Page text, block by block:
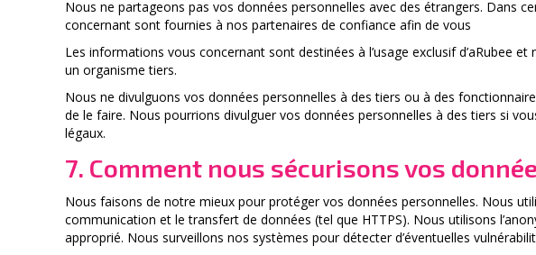
Nous ne partageons pas vos données personnelles avec des étrangers. Dans
concernant sont fournies à nos partenaires de confiance afin de vous
Les informations vous concernant sont destinées à l’usage exclusif d’aRubee
un organisme tiers.
Nous ne divulguons vos données personnelles à des tiers ou à des
de le faire. Nous pourrions divulguer vos données personnelles à des tiers si
légaux.
7. Comment nous sécurisons vos
Nous faisons de notre mieux pour protéger vos données personnelles. Nous
communication et le transfert de données (tel que HTTPS). Nous utilisons
approprié. Nous surveillons nos systèmes pour détecter d’éventuelles